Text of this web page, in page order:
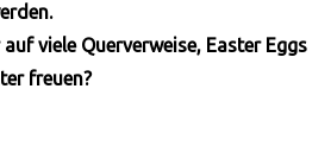
viele Querverweise, Easter Eggs
freuen?